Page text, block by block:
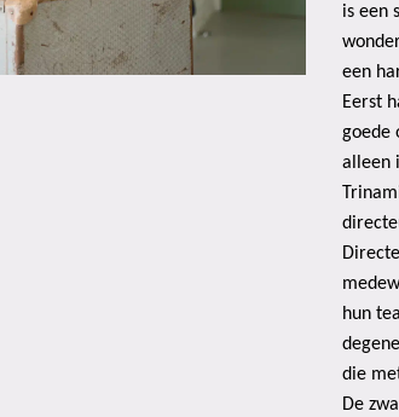
is een
een
Eerst
goede
alleen
hun
die
De